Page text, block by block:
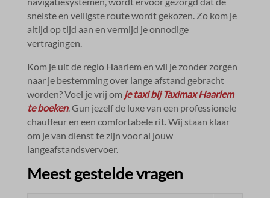
snelste en veiligste route wordt gekozen.​ Zo kom je
altijd op tijd aan en vermijd je onnodige
vertragingen.​
Kom je uit de regio Haarlem en wil je zonder zorgen
naar je bestemming over lange afstand gebracht
worden? Voel je vrij om je taxi bij Taximax Haarlem
te boeken.​ Gun jezelf de luxe van een professionele
chauffeur en een comfortabele rit.​ Wij staan klaar
om je van dienst te zijn voor al jouw
langeafstandsvervoer.​
Meest gestelde vragen